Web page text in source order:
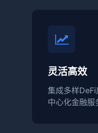
灵活高效
集成多样
中心化金融服